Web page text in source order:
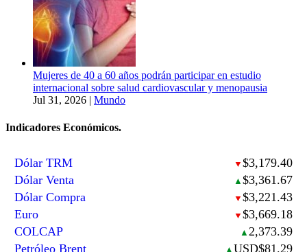
Mujeres de 40 a 60 años podrán participar en estudio
internacional sobre salud cardiovascular y menopausia
Jul 31, 2026 | Mundo
Indicadores Económicos.
Dólar TRM ▼ $3,179.40
Dólar Venta
▲ $3,361.67
Dólar Compra
▼ $3,221.43
Euro
▼ $3,669.18
COLCAP
▲ 2,373.39
Petróleo Brent
▲ USD$81.29